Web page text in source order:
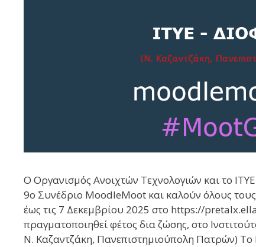
Ο Οργανισμός Ανοιχτών Τεχνολογιών και το
9ο Συνέδριο MoodleMoot και καλούν όλους
έως τις 7 Δεκεμβρίου 2025 στο https://
πραγματοποιηθεί φέτος δια ζώσης, στο
Ν. Καζαντζάκη, Πανεπιστημιούπολη Πατρών)